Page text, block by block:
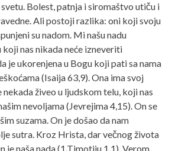
Bolest, patnja i siromaštvo utiču i
Ali postoji razlika: oni koji svoju
su nadom. Mi našu nadu
nas nikada neće izneveriti
je ukorenjena u Bogu koji pati sa nama
(Isaija 63,9). Ona ima svoj
živeo u ljudskom telu, koji nas
nevoljama (Jevrejima 4,15). On se
suzama. On je došao da nam
sutra. Kroz Hrista, dar večnog života
je naša nada (1.Timotiju 1,1). Verom,